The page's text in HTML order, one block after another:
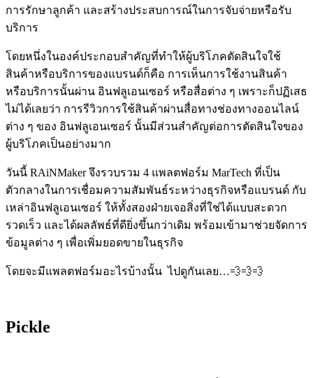
การรักษาลูกค้า และสร้างประสบการณ์ในการจับจ่ายหรือรับ
บริการ
โดยหนึ่งในองค์ประกอบสำคัญที่ทำให้ผู้บริโภคตัดสินใจใช้
สินค้าหรือบริการของแบรนด์ก็คือ การเห็นการใช้งานสินค้า
หรือบริการนั้นผ่าน อินฟลูเอนเซอร์ หรือสื่อต่าง ๆ เพราะก็ปฏิเสธ
ไม่ได้เลยว่า การรีวิวการใช้สินค้าผ่านสื่อทางช่องทางออนไลน์
ต่าง ๆ ของ อินฟลูเอนเซอร์ นั้นมีส่วนสำคัญต่อการตัดสินใจของ
ผู้บริโภคเป็นอย่างมาก
วันนี้ RAiNMaker จึงรวบรวม 4 แพลตฟอร์ม MarTech ที่เป็น
ตัวกลางในการเชื่อมความสัมพันธ์ระหว่างธุรกิจหรือแบรนด์ กับ
เหล่าอินฟลูเอนเซอร์ ให้ทั้งสองฝ่ายเจอสิ่งที่ใช่ได้แบบสะดวก
รวดเร็ว และได้ผลลัพธ์ที่ดียิ่งขึ้นกว่าเดิม พร้อมเข้ามาช่วยจัดการ
ข้อมูลต่าง ๆ เพื่อเพิ่มยอดขายในธุรกิจ
โดยจะมีแพลตฟอร์มอะไรบ้างนั้น ไปดูกันเลย…💨💨💨
Pickle